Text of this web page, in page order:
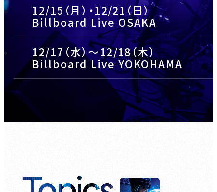
12/15（月）・12/21（日）
Billboard Live OSAKA
12/17（水）～12/18（木）
Billboard Live YOKOHAMA